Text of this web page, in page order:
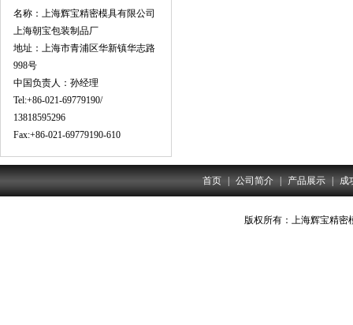
名称：上海辉宝精密模具有限公司
上海朝宝包装制品厂
地址：上海市青浦区华新镇华志路
998号
中国负责人：孙经理
Tel:+86-021-69779190/
13818595296
Fax:+86-021-69779190-610
首页 公司简介 产品展示 成
版权所有：上海辉宝精密